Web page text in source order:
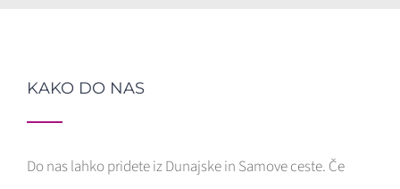
KAKO DO NAS
Do nas lahko pridete iz Dunajske in Samove ceste. Če